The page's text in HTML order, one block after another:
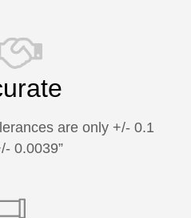
are only +/- 0.1
0.0039”